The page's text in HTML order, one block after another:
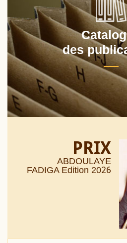
des
PRIX
ABDOULAYE
FADIGA Edition 2026